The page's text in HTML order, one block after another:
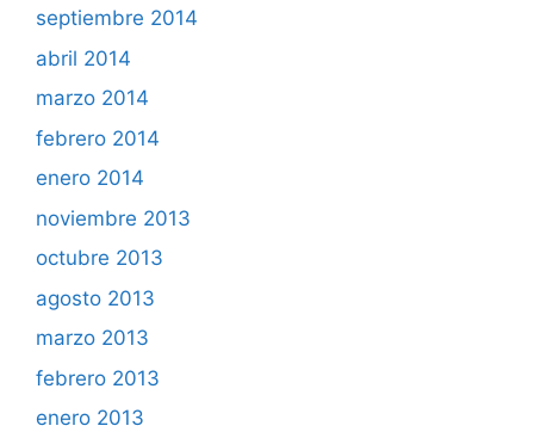
septiembre 2014
abril 2014
marzo 2014
febrero 2014
enero 2014
noviembre 2013
octubre 2013
agosto 2013
marzo 2013
febrero 2013
enero 2013